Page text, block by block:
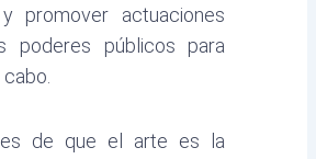
promover actuaciones
poderes públicos para
de que el arte es la